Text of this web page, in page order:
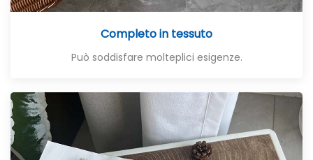
Completo in tessuto
Può soddisfare molteplici esigenze.